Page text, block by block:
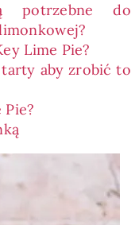
potrzebne do
Lime Pie?
aby zrobić to